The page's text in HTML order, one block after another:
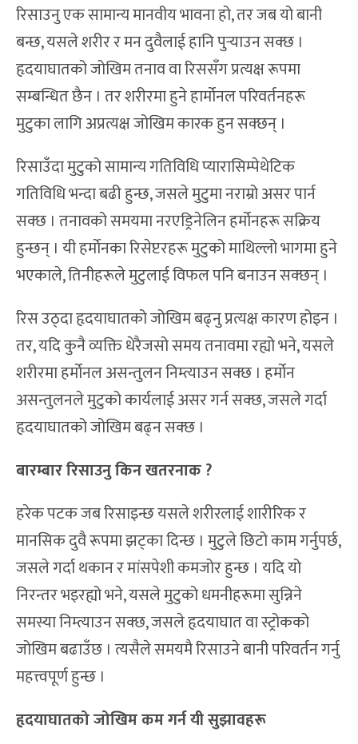
रिसाउनु एक सामान्य मानवीय भावना हो, तर जब यो बानी
बन्छ, यसले शरीर र मन दुवैलाई हानि पुर्‍याउन सक्छ ।
हृदयाघातको जोखिम तनाव वा रिससँग प्रत्यक्ष रूपमा
सम्बन्धित छैन । तर शरीरमा हुने हार्मोनल परिवर्तनहरू
मुटुका लागि अप्रत्यक्ष जोखिम कारक हुन सक्छन् ।
रिसाउँदा मुटुको सामान्य गतिविधि प्यारासिम्पेथेटिक
गतिविधि भन्दा बढी हुन्छ, जसले मुटुमा नराम्रो असर पार्न
सक्छ । तनावको समयमा नरएड्रिनेलिन हर्मोनहरू सक्रिय
हुन्छन् । यी हर्माेनका रिसेप्टरहरू मुटुको माथिल्लो भागमा हुने
भएकाले, तिनीहरूले मुटुलाई विफल पनि बनाउन सक्छन् ।
रिस उठ्दा हृदयाघातको जोखिम बढ्नु प्रत्यक्ष कारण होइन ।
तर, यदि कुनै व्यक्ति धेरैजसो समय तनावमा रह्यो भने, यसले
शरीरमा हर्मोनल असन्तुलन निम्त्याउन सक्छ । हर्मोन
असन्तुलनले मुटुको कार्यलाई असर गर्न सक्छ, जसले गर्दा
हृदयाघातको जोखिम बढ्न सक्छ ।
बारम्बार रिसाउनु किन खतरनाक ?
हरेक पटक जब रिसाइन्छ यसले शरीरलाई शारीरिक र
मानसिक दुवै रूपमा झट्का दिन्छ । मुटुले छिटो काम गर्नुपर्छ,
जसले गर्दा थकान र मांसपेशी कमजोर हुन्छ । यदि यो
निरन्तर भइरह्यो भने, यसले मुटुको धमनीहरूमा सुन्निने
समस्या निम्त्याउन सक्छ, जसले हृदयाघात वा स्ट्रोकको
जोखिम बढाउँछ । त्यसैले समयमै रिसाउने बानी परिवर्तन गर्नु
महत्त्वपूर्ण हुन्छ ।
हृदयाघातको जोखिम कम गर्न यी सुझावहरू